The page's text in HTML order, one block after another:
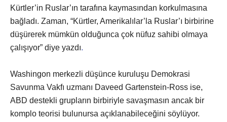
Kürtler’in Ruslar’ın tarafına kaymasından korkulmasına
bağladı. Zaman, “Kürtler, Amerikalılar’la Ruslar’ı birbirine
düşürerek mümkün olduğunca çok nüfuz sahibi olmaya
çalışıyor” diye yazdı.
Washingon merkezli düşünce kuruluşu Demokrasi
Savunma Vakfı uzmanı Daveed Gartenstein-Ross ise,
ABD destekli grupların birbiriyle savaşmasın ancak bir
komplo teorisi bulunursa açıklanabileceğini söylüyor.